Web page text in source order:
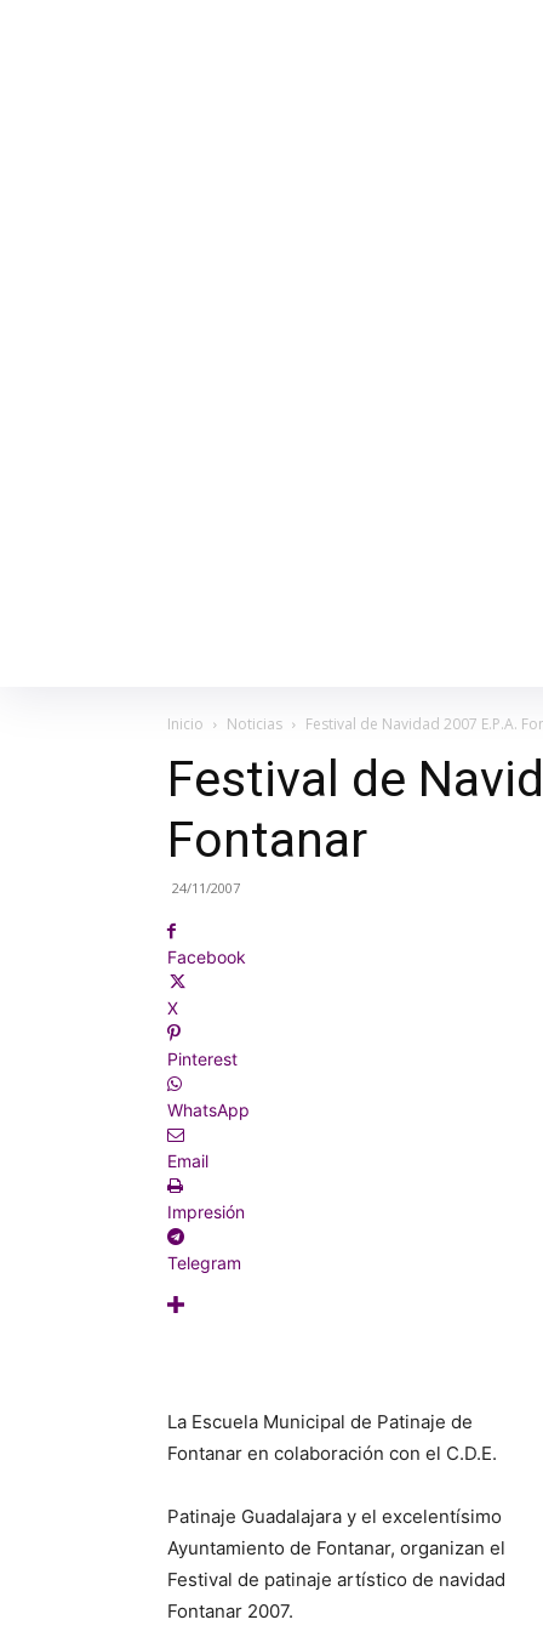
Inicio Noticias Festival de Navidad 2007 E.P.A.
Festival de
Fontanar
24/11/2007
Facebook
X
Pinterest
WhatsApp
Email
Impresión
Telegram
La Escuela Municipal de Patinaje de
Fontanar en colaboración con el C.D.E.
Patinaje Guadalajara y el excelentísimo
Ayuntamiento de Fontanar, organizan el
Festival de patinaje artístico de navidad
Fontanar 2007.